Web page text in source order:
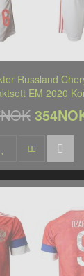
Russland
EM 2020